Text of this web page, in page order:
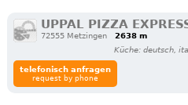
UPPAL PIZZA
72555 Metzingen
2638 m
Küche: deutsch,
telefonisch anfragen
request by phone